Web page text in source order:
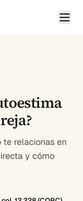
te relacionas en
y cómo